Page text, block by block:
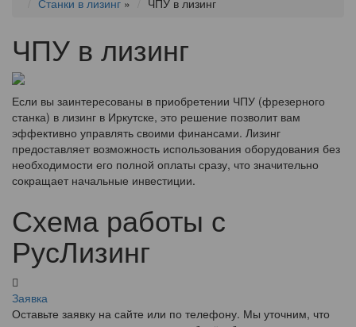
Станки в лизинг » ЧПУ в лизинг
ЧПУ в лизинг
Если вы заинтересованы в приобретении ЧПУ (фрезерного
станка) в лизинг в Иркутске, это решение позволит вам
эффективно управлять своими финансами. Лизинг
предоставляет возможность использования оборудования без
необходимости его полной оплаты сразу, что значительно
сокращает начальные инвестиции.
Схема работы с
РусЛизинг
Заявка
Оставьте заявку на сайте или по телефону. Мы уточним, что